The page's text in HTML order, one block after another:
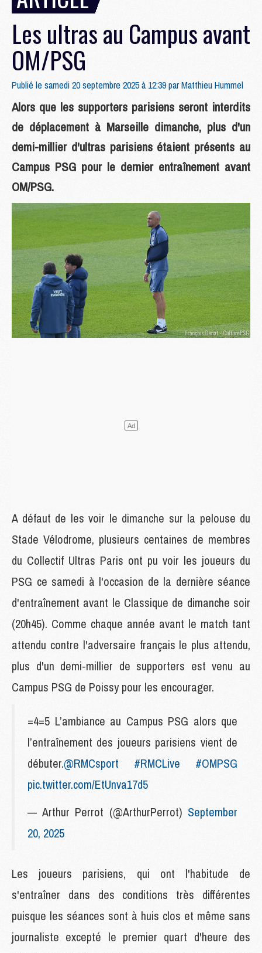
Les ultras au Campus avant
OM/PSG
Publié le samedi 20 septembre 2025 à 12:39 parMatthieu Hummel
Alors que les supporters parisiens seront interdits
de déplacement à Marseille dimanche, plus d'un
demi-millier d'ultras parisiens étaient présents au
Campus PSG pour le dernier entraînement avant
OM/PSG.
A défaut de les voir le dimanche sur la pelouse du
Stade Vélodrome, plusieurs centaines de membres
du Collectif Ultras Paris ont pu voir les joueurs du
PSG ce samedi à l'occasion de la dernière séance
d'entraînement avant le Classique de dimanche soir
(20h45). Comme chaque année avant le match tant
attendu contre l'adversaire français le plus attendu,
plus d'un demi-millier de supporters est venu au
Campus PSG de Poissy pour les encourager.
=4=5 L’ambiance au Campus PSG alors que
l’entraînement des joueurs parisiens vient de
débuter.@RMCsport #RMCLive
#OMPSG
pic.twitter.com/EtUnva17d5
— Arthur Perrot (@ArthurPerrot) September
20, 2025
Les joueurs parisiens, qui ont l'habitude de
s'entraîner dans des conditions très différentes
puisque les séances sont à huis clos et même sans
journaliste excepté le premier quart d'heure des